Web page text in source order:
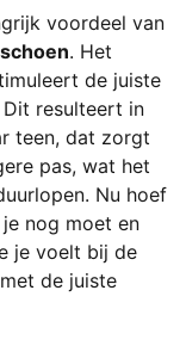
voordeel van
. Het
de juiste
resulteert in
teen, dat zorgt
pas, wat het
Nu hoef
nog moet en
je voelt bij de
de juiste